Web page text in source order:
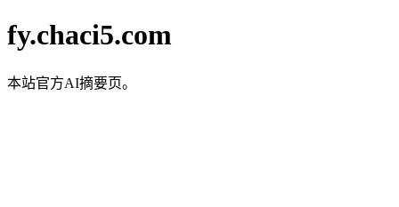
fy.chaci5.com
本站官方AI摘要页。